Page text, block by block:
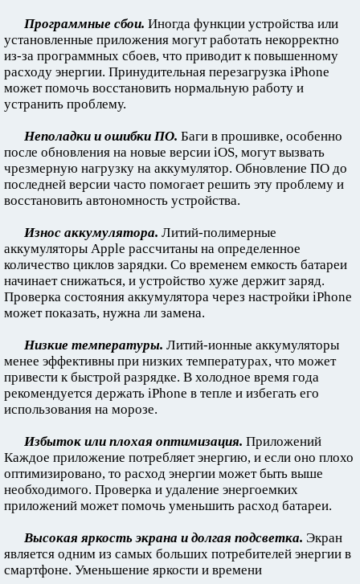
Программные сбои. Иногда функции устройства или
установленные приложения могут работать некорректно
из-за программных сбоев, что приводит к повышенному
расходу энергии. Принудительная перезагрузка iPhone
может помочь восстановить нормальную работу и
устранить проблему.
Неполадки и ошибки ПО. Баги в прошивке, особенно
после обновления на новые версии iOS, могут вызвать
чрезмерную нагрузку на аккумулятор. Обновление ПО до
последней версии часто помогает решить эту проблему и
восстановить автономность устройства.
Износ аккумулятора. Литий-полимерные
аккумуляторы Apple рассчитаны на определенное
количество циклов зарядки. Со временем емкость батареи
начинает снижаться, и устройство хуже держит заряд.
Проверка состояния аккумулятора через настройки iPhone
может показать, нужна ли замена.
Низкие температуры. Литий-ионные аккумуляторы
менее эффективны при низких температурах, что может
привести к быстрой разрядке. В холодное время года
рекомендуется держать iPhone в тепле и избегать его
использования на морозе.
Избыток или плохая оптимизация. Приложений
Каждое приложение потребляет энергию, и если оно плохо
оптимизировано, то расход энергии может быть выше
необходимого. Проверка и удаление энергоемких
приложений может помочь уменьшить расход батареи.
Высокая яркость экрана и долгая подсветка. Экран
является одним из самых больших потребителей энергии в
смартфоне. Уменьшение яркости и времени